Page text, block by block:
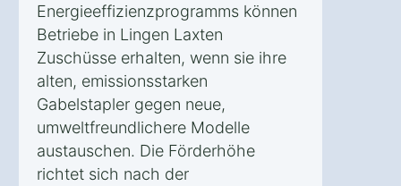
Energieeffizienzprogramms können
Betriebe in Lingen Laxten
Zuschüsse erhalten, wenn sie ihre
alten, emissionsstarken
Gabelstapler gegen neue,
umweltfreundlichere Modelle
austauschen. Die Förderhöhe
richtet sich nach der